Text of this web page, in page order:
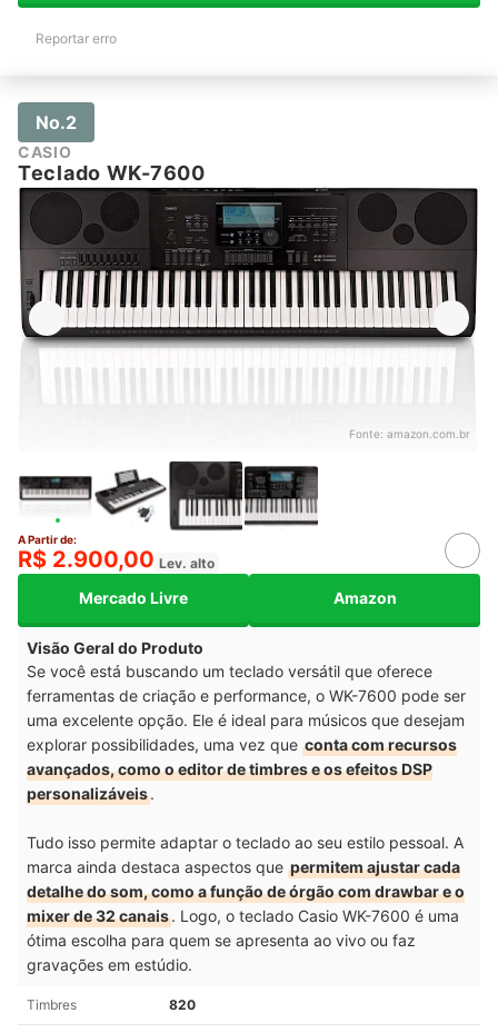
Reportar erro
No.2
CASIO
Teclado WK-7600
Fonte: amazon.com.br
A Partir de:
R$ 2.900,00 Lev. alto
Mercado Livre Amazon
Visão Geral do Produto
Se você está buscando um teclado versátil que oferece
ferramentas de criação e performance, o WK-7600 pode ser
uma excelente opção. Ele é ideal para músicos que desejam
explorar possibilidades, uma vez que conta com recursos
avançados, como o editor de timbres e os efeitos DSP
personalizáveis.
Tudo isso permite adaptar o teclado ao seu estilo pessoal. A
marca ainda destaca aspectos que permitem ajustar cada
detalhe do som, como a função de órgão com drawbar e o
mixer de 32 canais. Logo, o teclado Casio WK-7600 é uma
ótima escolha para quem se apresenta ao vivo ou faz
gravações em estúdio.
Timbres 820